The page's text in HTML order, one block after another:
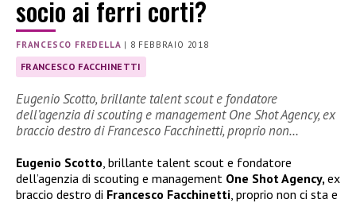
socio ai ferri corti?
FRANCESCO FREDELLA | 8 FEBBRAIO 2018
FRANCESCO FACCHINETTI
Eugenio Scotto, brillante talent scout e fondatore
dell’agenzia di scouting e management One Shot Agency, ex
braccio destro di Francesco Facchinetti, proprio non…
Eugenio Scotto, brillante talent scout e fondatore
dell’agenzia di scouting e management One Shot Agency,ex
braccio destro di Francesco Facchinetti, proprio non ci sta e